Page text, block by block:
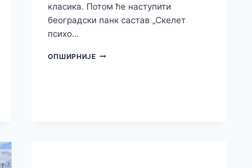
класика. Потом ће наступити
београдски панк састав „Скелет
психо…
ОПШИРНИЈЕЗАВРШНО